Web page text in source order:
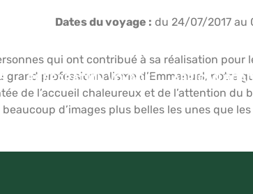
PRÉPARATION VOYAGE AFRICAN
Dates du voyage : du 24/07/2017 au
qui ont contribué à sa réalisation
professionnalisme d’Emmanuel, notre
de l’accueil chaleureux et de l’attention du
d’images plus belles les unes que